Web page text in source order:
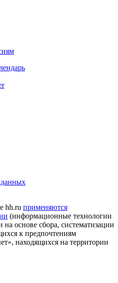
hh.ru применяются
(информационные технологии
основе сбора, систематизации
к предпочтениям
находящихся на территории